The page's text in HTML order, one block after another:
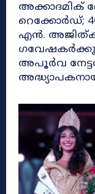
അക്കാദമിക്
റെക്കോർഡ്;
എൻ. അജിത്കുമാർ!
ഗവേഷകർക്കു
അപൂർവ